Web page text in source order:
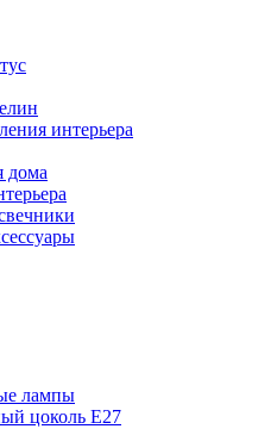
интерьера
дома
лампы
цоколь Е27